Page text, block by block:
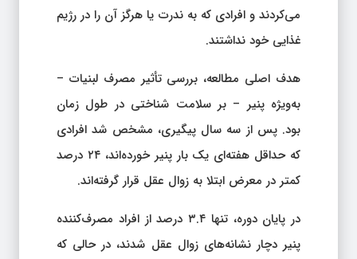
می‌کردند و افرادی که به ندرت یا هرگز آن را در رژیم
غذایی خود نداشتند.
هدف اصلی مطالعه، بررسی تأثیر مصرف لبنیات –
به‌ویژه پنیر – بر سلامت شناختی در طول زمان
بود. پس از سه سال پیگیری، مشخص شد افرادی
که حداقل هفته‌ای یک بار پنیر خورده‌اند، ۲۴ درصد
کمتر در معرض ابتلا به زوال عقل قرار گرفته‌اند.
در پایان دوره، تنها ۳.۴ درصد از افراد مصرف‌کننده
پنیر دچار نشانه‌های زوال عقل شدند، در حالی که